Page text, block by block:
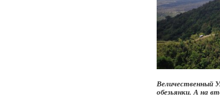
Величественный
обезьянки. А на